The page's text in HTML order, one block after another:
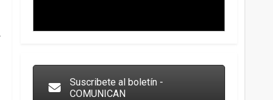
Suscribete al boletín -
COMUNICAN